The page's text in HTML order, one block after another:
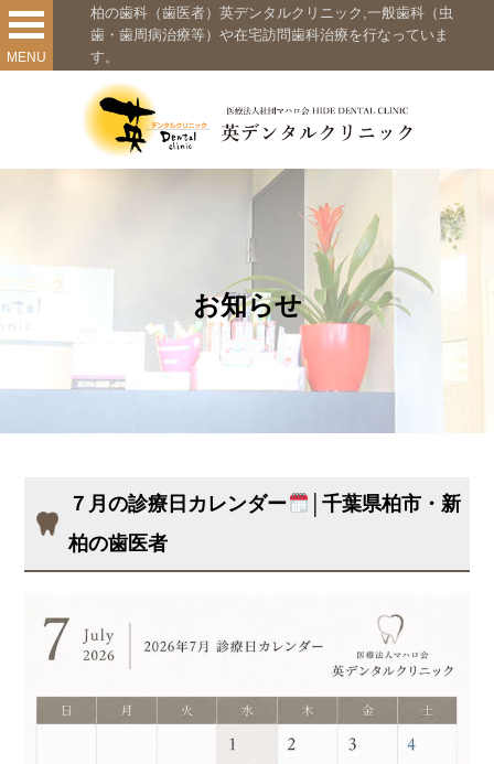
MENU
柏の歯科（歯医者）英デンタルクリニック,一般歯科（虫
歯・歯周病治療等）や在宅訪問歯科治療を行なっていま
す。
お知らせ
７月の診療日カレンダー
│千葉県柏市・新
柏の歯医者